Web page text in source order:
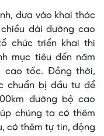
đưa vào khai thác
dài đường cao
chức triển khai thi
mục tiêu đến năm
cao tốc. Đồng thời,
chuẩn bị đầu tư để
đường bộ cao
chúng ta có thêm
có thêm tự tin, động